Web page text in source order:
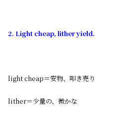
2. Light cheap, lither yield.
light cheap＝安物、叩き売り
lither＝少量の、微かな